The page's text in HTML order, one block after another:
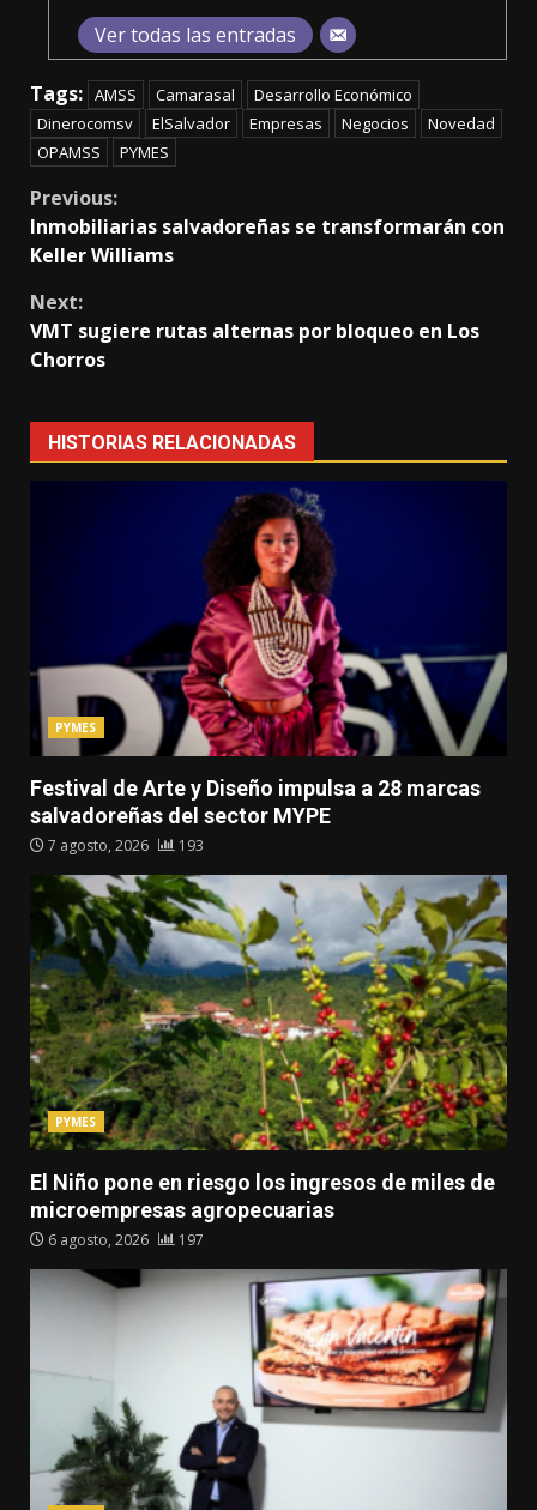
Ver todas las entradas
Tags: AMSS Camarasal
Desarrollo Económico
Dinerocomsv
ElSalvador Empresas Negocios
Novedad
OPAMSS
PYMES
Continue
Reading
Previous:
Inmobiliarias salvadoreñas se transformarán con
Keller Williams
Next:
VMT sugiere rutas alternas por bloqueo en Los
Chorros
HISTORIAS RELACIONADAS
PYMES
Festival de Arte y Diseño impulsa a 28 marcas
salvadoreñas del sector MYPE
7 agosto, 2026 193
PYMES
El Niño pone en riesgo los ingresos de miles de
microempresas agropecuarias
6 agosto, 2026 197